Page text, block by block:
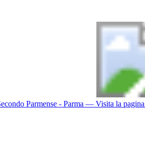
Parmense - Parma — Visita la pagina